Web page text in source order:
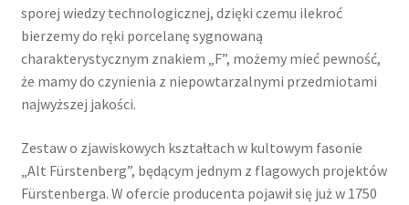
sporej wiedzy technologicznej, dzięki czemu ilekroć
bierzemy do ręki porcelanę sygnowaną
charakterystycznym znakiem „F”, możemy mieć pewność,
że mamy do czynienia z niepowtarzalnymi przedmiotami
najwyższej jakości.
Zestaw o zjawiskowych kształtach w kultowym fasonie
„Alt Fürstenberg”, będącym jednym z flagowych projektów
Fürstenberga. W ofercie producenta pojawił się już w 1750